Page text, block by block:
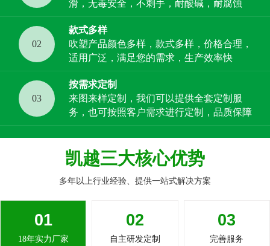
滑，无毒安全，不刺手，耐酸碱，耐腐蚀
02
款式多样
吹塑产品颜色多样，款式多样，价格合理，
适用广泛，满足您的需求，生产效率快
03
按需求定制
来图来样定制，我们可以提供全套定制服
务，也可按照客户需求进行定制，品质保障
凯越三大核心优势
多年以上行业经验、提供一站式解决方案
01
18年实力厂家
02
自主研发定制
03
完善服务